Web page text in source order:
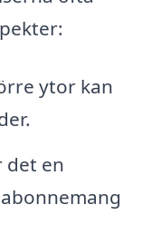
ytor kan
det en